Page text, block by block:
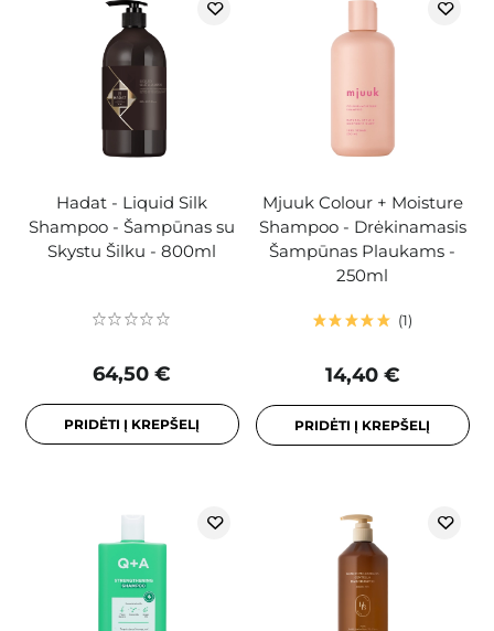
Hadat - Liquid Silk
Shampoo - Šampūnas su
Skystu Šilku - 800ml
64,50 €
PRIDĖTI Į KREPŠELĮ
Mjuuk Colour + Moisture
Shampoo - Drėkinamasis
Šampūnas Plaukams -
250ml
1
14,40 €
PRIDĖTI Į KREPŠELĮ